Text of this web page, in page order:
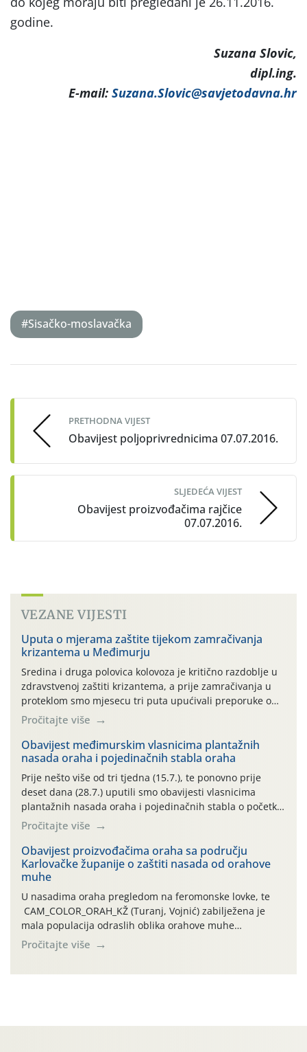
godine.
Suzana Slovic,
dipl.ing.
E-mail: Suzana.Slovic@savjetodavna.hr
#Sisačko-moslavačka
navigation
PRETHODNA VIJEST
Obavijest poljoprivrednicima 07.07.2016.
SLJEDEĆA VIJEST
Obavijest proizvođačima rajčice
07.07.2016.
VEZANE VIJESTI
Uputa o mjerama zaštite tijekom zamračivanja
krizantema u Međimurju
Sredina i druga polovica kolovoza je kritično razdoblje u
zdravstvenoj zaštiti krizantema, a prije zamračivanja u
proteklom smo mjesecu tri puta upućivali preporuke o
preventivnim mjerama zaštite krizantema od najčešćih
uzročnika bolesti, štetnika i fito-fagnih grinja (23.7., 14.7.,
06.7.)! Na početku ovog mjeseca je zabilježeno je
povijesno i ekstremno vruće meteorološko razdoblje, uz
najviše temperature […]
Pročitajte više
Obavijest međimurskim vlasnicima plantažnih
nasada oraha i pojedinačnih stabla oraha
Prije nešto više od tri tjedna (15.7.), te ponovno prije
deset dana (28.7.) uputili smo obavijesti vlasnicima
plantažnih nasada oraha i pojedinačnih stabla o početku
leta i ovogodišnjoj potrebi usmjerenog suzbijanja
orahove muhe (Rhagoletis completa)! Već dvanaest dana
traje drugi ovogodišnji “toplinski udar”, koji naročito
izražen zadnja šest dana (31.7.-05.8.), jer najviše
temperature zraka svakodnevno […]
Pročitajte više
Obavijest proizvođačima oraha sa području
Karlovačke županije o zaštiti nasada od orahove
muhe
U nasadima oraha pregledom na feromonske lovke, te
CAM_COLOR_ORAH_KŽ (Turanj, Vojnić) zabilježena je
mala populacija odraslih oblika orahove muhe
(Rhagoletis completa). Niska brojnost može se objasniti
činjenicom da je riječ o mladim nasadima s vrlo malim
Pročitajte više